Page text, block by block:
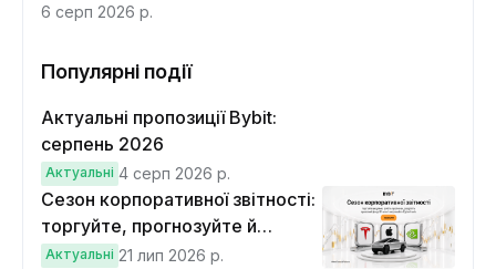
6 серп 2026 р.
Популярні події
Актуальні пропозиції Bybit:
серпень 2026
Актуальні 4 серп 2026 р.
Сезон корпоративної звітності:
торгуйте, прогнозуйте й
вигравайте Cybertruck
Актуальні 21 лип 2026 р.